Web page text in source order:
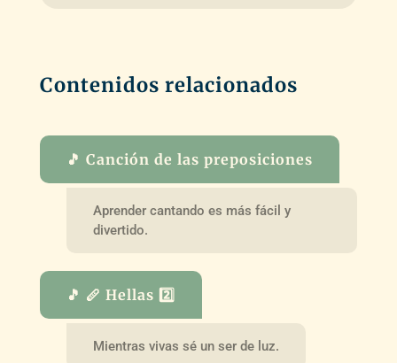
Contenidos relacionados
🎵 Canción de las preposiciones
Aprender cantando es más fácil y
divertido.
🎵 🪈 Hellas 2️⃣
Mientras vivas sé un ser de luz.